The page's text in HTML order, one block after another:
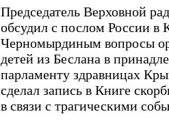
Председатель Верховной
обсудил с послом России в
Черномырдиным вопросы
детей из Беслана в
парламенту здравницах
сделал запись в Книге
в связи с трагическими